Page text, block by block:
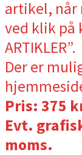
artikel, når
ved klik på
ARTIKLER”.
Der er
Pris: 375
Evt.
moms.